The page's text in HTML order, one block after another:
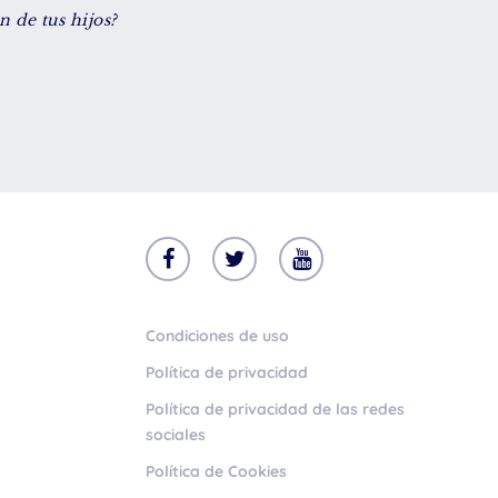
de tus hijos?
Condiciones de uso
Política de privacidad
Política de privacidad de las redes
sociales
Política de Cookies